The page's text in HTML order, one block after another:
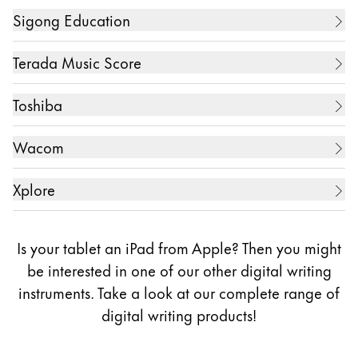
10.1 Zoll ARROWS Tab Q5010/DEG (business)
10.1 Zoll ARROWS Tab Q5010/EEG (business)
10.1 Zoll ARROWS Tab Q5011/GE
10.1 Zoll ARROWS Tab WQ2/D1
10.1 Zoll ARROWS Tab WQ2/E1
10.1 Zoll ARROWS Tab WQ2/E2
10.1 Zoll ARROWS Tab WQ2/F1
10.1 Zoll ARROWS Tab EH
11.6 Zoll ARROWS Tab Q665/L
11.6 Zoll ARROWS Tab Q665/M
11.6 Zoll ARROWS Tab Q616/P
12.5 Zoll ARROWS Tab QH77/M
Notebook PC
10.4 Zoll CF-19
12.1 Zoll CF-C1
12.5. Zoll CF-C2
7.8 Zoll Supernote A6
7.8 Zoll Supernote SuperStar A6X
10.3 Zoll reMarkable tablet
10.3 Zoll reMarkable tablet
Smart Phone
5.3 Zoll Galaxy Note
5.5 Zoll Galaxy Note 2
5.5 Zoll Galaxy Note 3 Neo
5.6 Zoll Galaxy Note Edge
5.7 Zoll Galaxy Note 3
5.7 Zoll Galaxy Note 4
5.7 Zoll Galaxy Note 5
5.7 Zoll Galaxy Note 7
Korea)
6.3 Zoll Galaxy Note 8
6.4 Zoll Galaxy Note 9
6.7 Zoll Galaxy Note 10 Lite
Sigong Education
Tablet PC
10.1 Zoll Educational tablet in Korea
Terada Music Score
Tablet PC
13.3 Zoll Digital Music Score (電子楽譜専用端末)
ZollGVIDO Zoll (2displays)
Toshiba
Tablet PC
10.1 Zoll REGZA Tablet AT703
11.6 Zoll WT310-106
12.5 Zoll dynabook R82
12.5 Zoll Portege Z20T-C
13.3 Zoll dynabook KIRA L93
Wacom
Creative Display
13.3 Zoll One
Xplore
10.1 Zoll Bobcat
Is your tablet an iPad from Apple? Then you might
be interested in one of our other digital writing
instruments. Take a look at our complete range of
digital writing products!